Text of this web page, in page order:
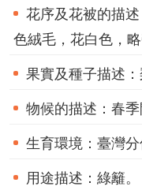
府
花序及花被的描述
色絨毛，花白色，略
果實及種子描述：
物候的描述： 春季
生育環境： 臺灣分
用途描述： 綠籬。